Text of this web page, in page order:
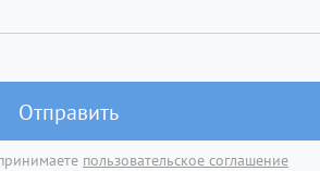
Отправить
пользовательское соглашение